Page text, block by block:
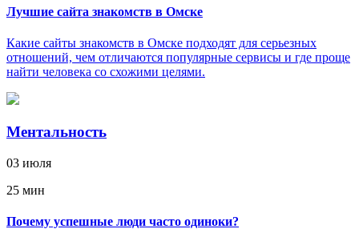
Лучшие сайта знакомств в Омске
Какие сайты знакомств в Омске подходят для серьезных
отношений, чем отличаются популярные сервисы и где проще
найти человека со схожими целями.
Ментальность
03 июля
25 мин
Почему успешные люди часто одиноки?